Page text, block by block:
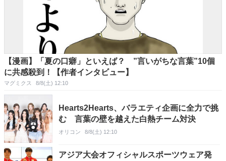
【漫画】「夏の口癖」といえば？ ”言いがちな言葉”10個
に共感殺到！【作者インタビュー】
マグミクス 8/8(土) 12:10
Hearts2Hearts、バラエティ企画に全力で挑
む 言葉の壁を越えた白熱チーム対決
オリコン 8/8(土) 12:10
アジア大会オフィシャルスポーツウェア発